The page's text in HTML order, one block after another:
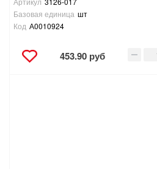
Базовая единица шт
Код А0010924
453.90 руб